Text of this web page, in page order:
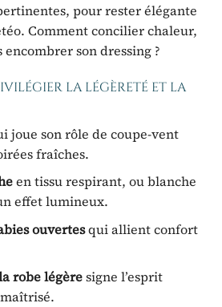
pour rester élégante
Comment concilier chaleur,
son dressing ?
la légèreté et la
joue son rôle de coupe-vent
fraîches.
en tissu respirant, ou blanche
effet lumineux.
ouvertesqui allient confort
robe légèresigne l’esprit